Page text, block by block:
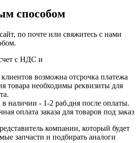
способом
по почте или свяжитесь с нами
с НДС и
возможна отсрочка платежа
товара необходимы реквизиты для
в наличии - 1-2 раб.дня после оплаты.
оплата заказа для товаров под заказ
компании, который будет
запчасти и подбирать аналоги